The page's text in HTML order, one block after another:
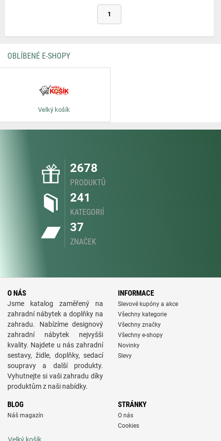
1
OBLÍBENÉ E-SHOPY
Velký košík
2678
PRODUKTŮ
241
KATEGORIÍ
37
ZNAČEK
O NÁS
Jsme katalog zaměřený na
zahradní nábytek a doplňky na
zahradu. Nabízíme designový
zahradní nábytek nejvyšši
kvality. Najdete u nás zahradní
sestavy, židle, doplňky, sedací
soupravy a další produkty.
Vyhutnejte si vaši zahradu díky
produktům z naši nabídky.
INFORMACE
Slevové kupóny a akce
Všechny kategorie
Všechny značky
Všechny e-shopy
Novinky
Slevy
BLOG
Náš magazín
STRÁNKY
O nás
Cookies